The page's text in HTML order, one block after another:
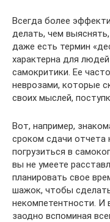
Всегда более
делать, чем
даже есть термин
характерна для
самокритики. Ее
неврозами, которые
своих мыслей,
Вот, например,
сроком сдачи отчета
погрузиться в
вы не умеете
планировать свое
шажок, чтобы
некомпетентности. И
заодно вспоминая